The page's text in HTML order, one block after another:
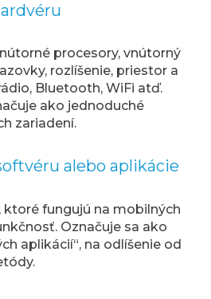
procesory, vnútorný
rozlíšenie, priestor a
Bluetooth, WiFi atď.
ako jednoduché
zariadení.
alebo aplikácie
ktoré fungujú na mobilných
Označuje sa ako
aplikácií“, na odlíšenie od